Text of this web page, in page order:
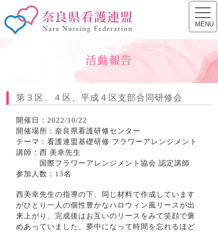
奈良県看護連盟
MENU
活動報告
第３区、４区、平成４区支部合同研修会
開催日：2022/10/22
開催場所：奈良県看護研修センター
テーマ：看護連盟基礎研修 フラワーアレンジメント
講師：西 美幸先生
国際フラワーアレンジメント協会 認定講師
参加人数：13名
西美幸先生の指導の下、同じ材料で作成しています
がひとり一人の個性豊かなハロウィン風リースが出
来上がり、完成後はお互いのリースをみて笑顔で褒
めあっていました。夢中になって時間を忘れるほど